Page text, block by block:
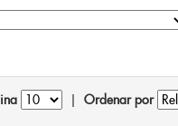
Ordenar por